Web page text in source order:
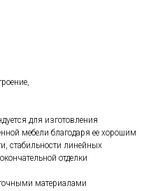
для изготовления
мебели благодаря ее хорошим
стабильности линейных
отделки
материалами